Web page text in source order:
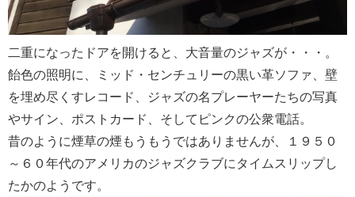
二重になったドアを開けると、大音量のジャズが・・・。
飴色の照明に、ミッド・センチュリーの黒い革ソファ、壁
を埋め尽くすレコード、ジャズの名プレーヤーたちの写真
やサイン、ポストカード、そしてピンクの公衆電話。
昔のように煙草の煙もうもうではありませんが、１９５０
～６０年代のアメリカのジャズクラブにタイムスリップし
たかのようです。